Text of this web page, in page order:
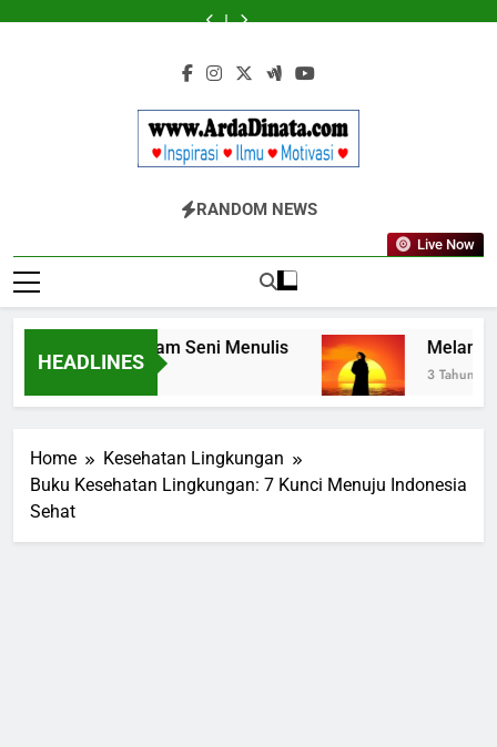
Wajib
Komunikasi
di
EF
EFEKTA
English
Adults
BERDAYA
Wajib
Komunikasi
di
EF
EFEKTA
English
Adults
BERDAYA
Inspirasi, Ilmu, Dan Motivasi
RANDOM NEWS
Live Now
HEADLINES
Kata dalam Seni Menulis Melangkah
3 Tahun Ago
Home
Kesehatan Lingkungan
Buku Kesehatan Lingkungan: 7 Kunci Menuju Indonesia
Sehat